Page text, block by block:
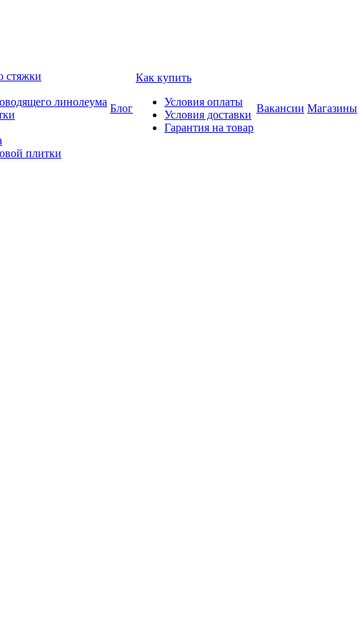
стяжки
линолеума
плитки
Блог
Как купить
Условия оплаты
Условия доставки
Гарантия на товар
Вакансии Магазины